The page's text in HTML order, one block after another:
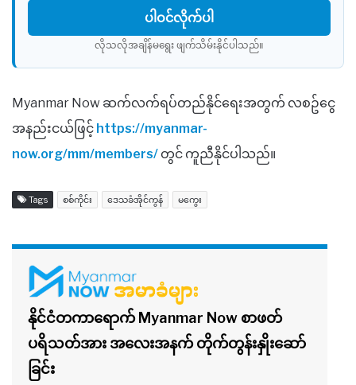
ပါဝင်လိုက်ပါ
လိုသလိုအချိန်မရွေး ဖျက်သိမ်းနိုင်ပါသည်။​
Myanmar Now ဆက်လက်ရပ်တည်နိုင်ရေးအတွက် လစဥ်ငွေ
အနည်းငယ်ဖြင့် https://myanmar-
now.org/mm/members/ တွင် ကူညီနိုင်ပါသည်။
Tags စစ်ကိုင်း ဒေသခံအိုင်ကွန် မကွေး
နိုင်ငံတကာရောက် Myanmar Now စာဖတ်
ပရိသတ်အား အလေးအနက် တိုက်တွန်းနှိုးဆော်
ခြင်း